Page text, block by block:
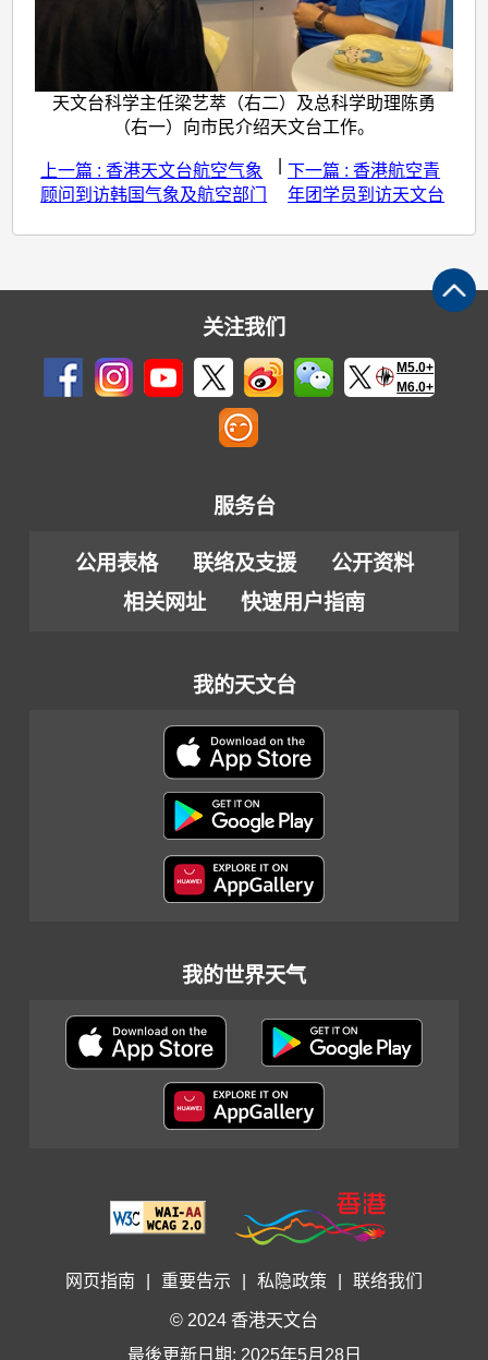
天文台科学主任梁艺萃（右二）及总科学助理陈勇
（右一）向市民介绍天文台工作。
上一篇 : 香港天文台航空气象
顾问到访韩国气象及航空部门
下一篇 : 香港航空青
年团学员到访天文台
关注我们
M5.0+
M6.0+
服务台
公用表格 联络及支援
公开资料
相关网址
快速用户指南
我的天文台
我的世界天气
网页指南 重要告示 私隐政策 联络我们
© 2024 香港天文台
最後更新日期: 2025年5月28日